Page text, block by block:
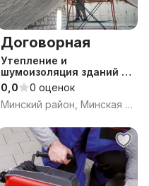
Договорная
Утепление и
шумоизоляция зданий и
сооружений
0,0
0 оценок
Минский район, Минская обл.